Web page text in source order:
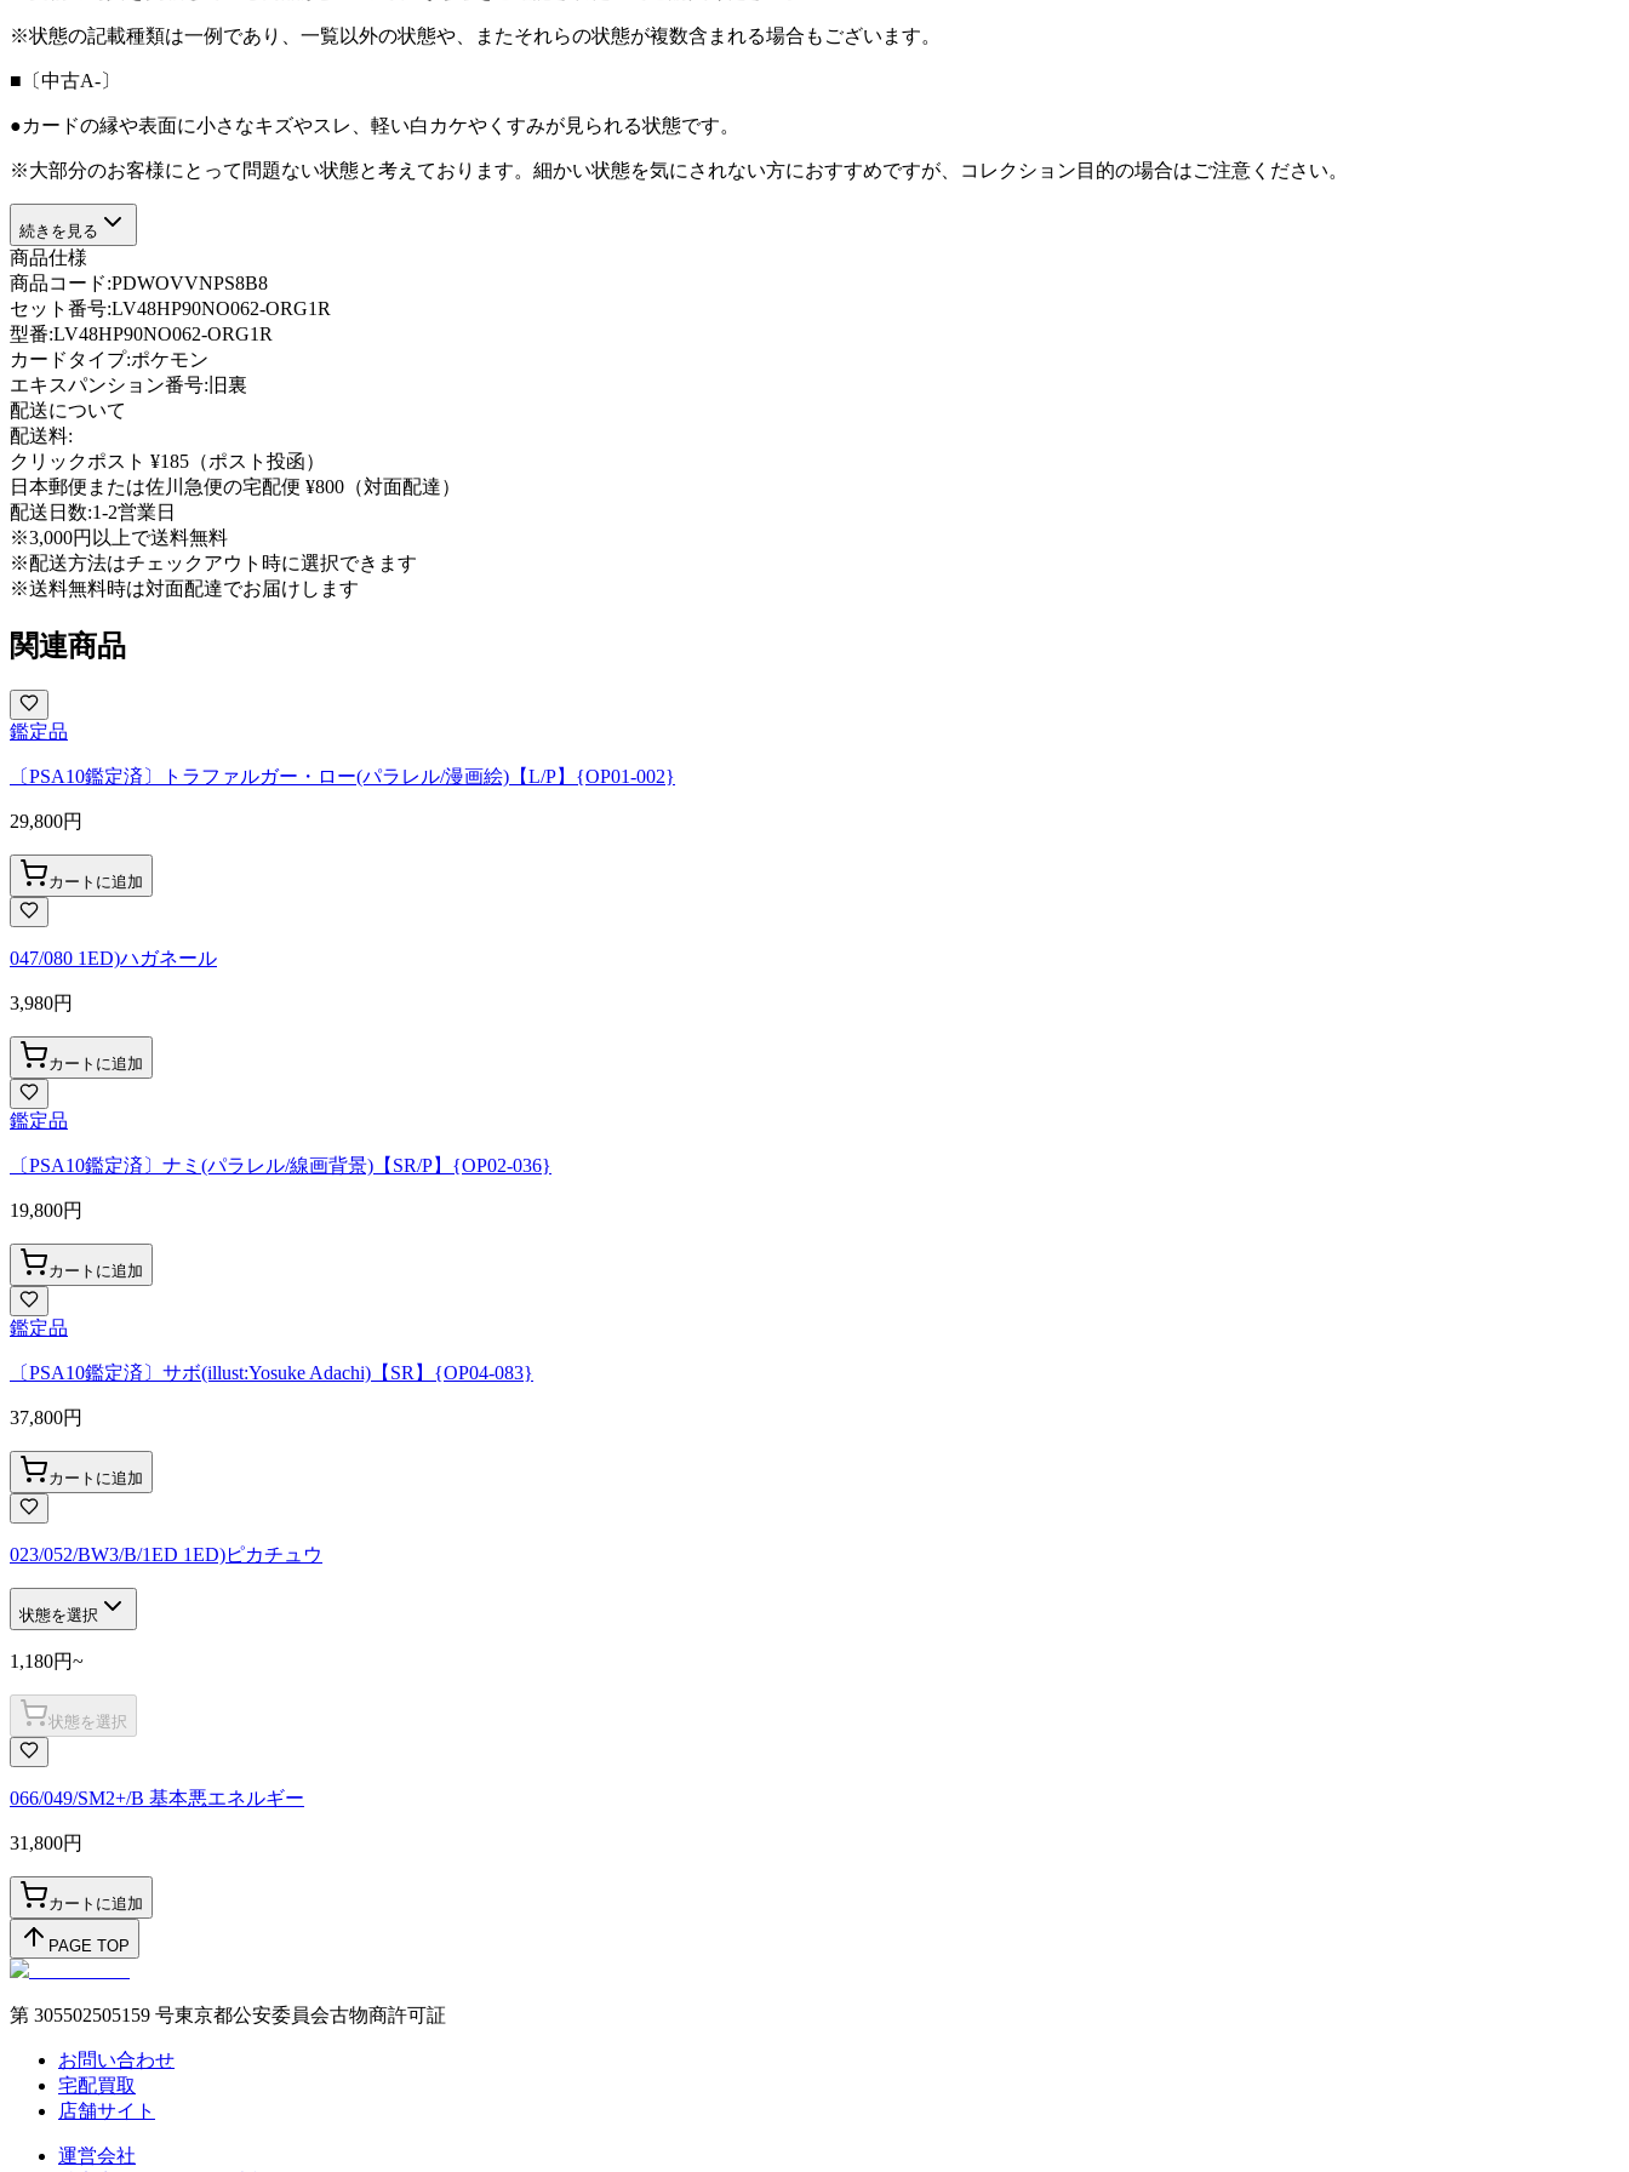
※状態の記載種類は一例であり、一覧以外の状態や、またそれらの状態が複数含まれる場合もございます。
■〔中古A-〕
●カードの縁や表面に小さなキズやスレ、軽い白カケやくすみが見られる状態です。
※大部分のお客様にとって問題ない状態と考えております。細かい状態を気にされない方におすすめですが、コレクション目的の場合はご注意ください。
続きを見る
商品仕様
商品コード:PDWOVVNPS8B8
セット番号:LV48HP90NO062-ORG1R
型番:LV48HP90NO062-ORG1R
カードタイプ:ポケモン
エキスパンション番号: 旧裏
配送について
配送料:
クリックポスト ¥185（ポスト投函）
日本郵便または佐川急便の宅配便 ¥800（対面配達）
配送日数:1-2営業日
※3,000円以上で送料無料
※配送方法はチェックアウト時に選択できます
※送料無料時は対面配達でお届けします
関連商品
鑑定品
〔PSA10鑑定済〕トラファルガー・ロー(パラレル/漫画絵)【L/P】{OP01-002}
29,800円
カートに追加
047/080 1ED)ハガネール
3,980円
カートに追加
鑑定品
〔PSA10鑑定済〕ナミ(パラレル/線画背景)【SR/P】{OP02-036}
19,800円
カートに追加
鑑定品
〔PSA10鑑定済〕サボ(illust:Yosuke Adachi)【SR】{OP04-083}
37,800円
カートに追加
023/052/BW3/B/1ED 1ED)ピカチュウ
状態を選択
1,180円~
状態を選択
066/049/SM2+/B 基本悪エネルギー
31,800円
カートに追加
PAGE TOP
第 305502505159 号東京都公安委員会古物商許可証
お問い合わせ
宅配買取
店舗サイト
運営会社